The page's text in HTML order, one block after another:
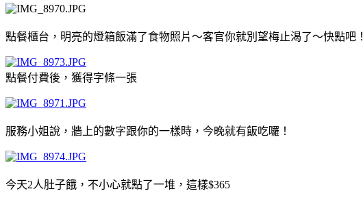
點餐櫃台，明亮的燈箱飯滿了食物照片～客官你就別望梅止渴了～快點吧！
點餐付費後，獲得字條一張
服務小姐說，牆上的數字跟你的一樣時，今晚就有飯吃囉！
今天2人肚子餓，不小心就點了一堆，這樣$365